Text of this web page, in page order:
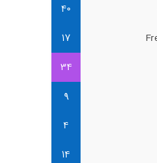
40
17
34
9
4
14